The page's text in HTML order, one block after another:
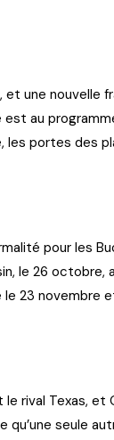
une nouvelle
au
portes des
pour les
le 26 octobre,
23 novembre
rival Texas, et
qu’une seule